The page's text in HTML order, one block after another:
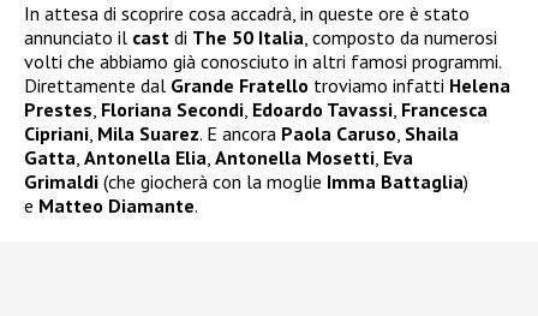
In attesa di scoprire cosa accadrà, in queste ore è stato
annunciato il cast di The 50 Italia, composto da numerosi
volti che abbiamo già conosciuto in altri famosi programmi.
Direttamente dal Grande Fratello troviamo infatti Helena
Prestes, Floriana Secondi, Edoardo Tavassi, Francesca
Cipriani, Mila Suarez. E ancora Paola Caruso, Shaila
Gatta, Antonella Elia, Antonella Mosetti, Eva
Grimaldi (che giocherà con la moglie Imma Battaglia)
e Matteo Diamante.